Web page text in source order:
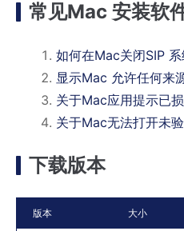
常见Mac 安装软
如何在Mac关闭SIP
显示Mac 允许任何来
关于Mac应用提示已
关于Mac无法打开未
下载版本
版本 大小